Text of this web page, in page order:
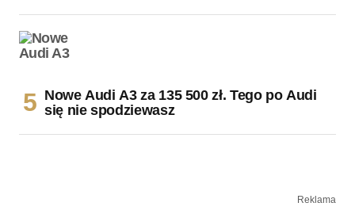
Nowe Audi A3 za 135 500 zł. Tego po Audi
się nie spodziewasz
Reklama